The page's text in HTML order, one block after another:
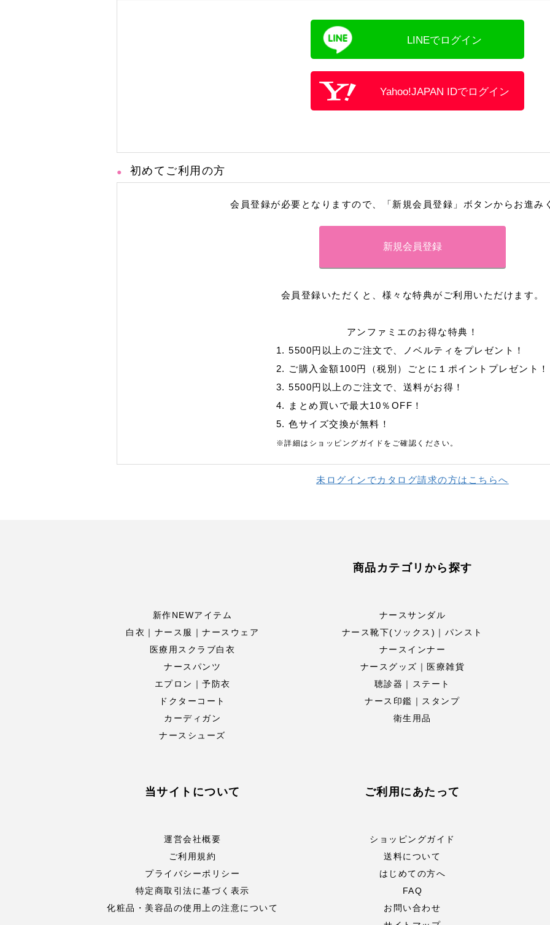
LINEでログイン
Yahoo!JAPAN IDでログイン
初めてご利用の方
会員登録が必要となりますので、「新規会員登録」ボタンからお進み
会員登録いただくと、様々な特典がご利用いただけます。
アンファミエのお得な特典！
1. 5500円以上のご注文で、ノベルティをプレゼント！
2. ご購入金額100円（税別）ごとに１ポイントプレゼント！
3. 5500円以上のご注文で、送料がお得！
4. まとめ買いで最大10％OFF！
5. 色サイズ交換が無料！
※詳細はショッピングガイドをご確認ください。
未ログインでカタログ請求の方はこちらへ
商品カテゴリから探す
新作NEWアイテム
白衣｜ナース服｜ナースウェア
医療用スクラブ白衣
ナースパンツ
エプロン｜予防衣
ドクターコート
カーディガン
ナースシューズ
ナースサンダル
ナース靴下(ソックス)｜パンスト
ナースインナー
ナースグッズ｜医療雑貨
聴診器｜ステート
ナース印鑑｜スタンプ
衛生用品
当サイトについて
運営会社概要
ご利用規約
プライバシーポリシー
特定商取引法に基づく表示
化粧品・美容品の使用上の注意について
ご利用にあたって
ショッピングガイド
送料について
はじめての方へ
FAQ
お問い合わせ